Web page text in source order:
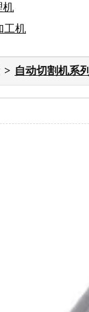
机
工机
自动切割机系列